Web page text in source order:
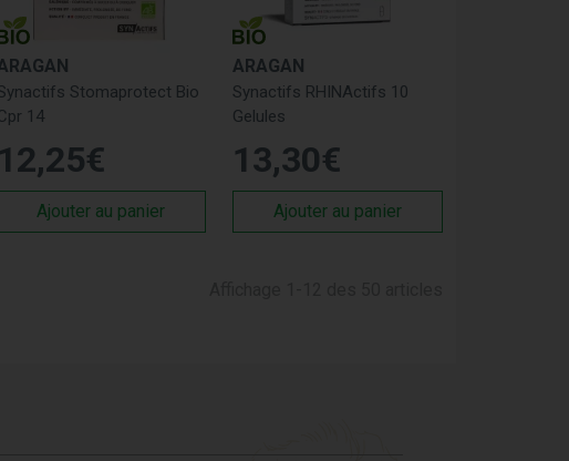
Stomaprotect Bio
14
12,25€
Ajouter au panier
ARAGAN
Synactifs RHINActifs 10
Gelules
13,30€
Ajouter au panier